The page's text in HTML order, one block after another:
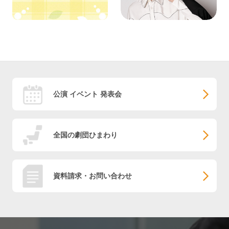
公演 イベント 発表会
全国の劇団ひまわり
資料請求・お問い合わせ